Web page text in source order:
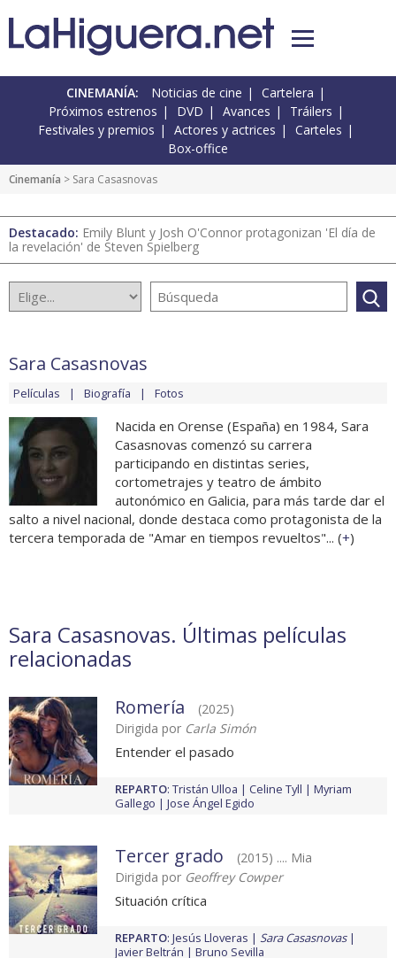
CINEMANÍA: Noticias de cine
Cartelera
Próximos estrenos
DVD Avances
Tráilers
Festivales y premios
Actores y actrices
Carteles
Box-office
Cinemanía > Sara Casasnovas
Destacado: Emily Blunt y Josh O'Connor protagonizan 'El día de
la revelación' de Steven Spielberg
Sara Casasnovas
Películas Biografía Fotos
Nacida en Orense (España) en 1984, Sara
Casasnovas comenzó su carrera
participando en distintas series,
cortometrajes y teatro de ámbito
autonómico en Galicia, para más tarde dar el
salto a nivel nacional, donde destaca como protagonista de la
tercera temporada de "Amar en tiempos revueltos"... (+)
Sara Casasnovas. Últimas películas
relacionadas
Romería
(2025)
Dirigida por Carla Simón
Entender el pasado
REPARTO: Tristán Ulloa Celine Tyll
Myriam
Gallego
Jose Ángel Egido
Tercer grado
(2015) .... Mia
Dirigida por Geoffrey Cowper
Situación crítica
REPARTO: Jesús Lloveras
Sara Casasnovas
Javier Beltrán
Bruno Sevilla